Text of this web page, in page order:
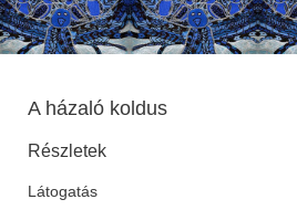
A házaló koldus
Részletek
Látogatás